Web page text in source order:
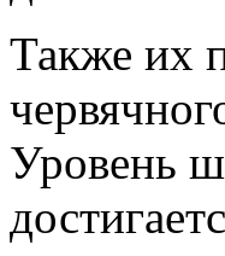
Также их
Уровень